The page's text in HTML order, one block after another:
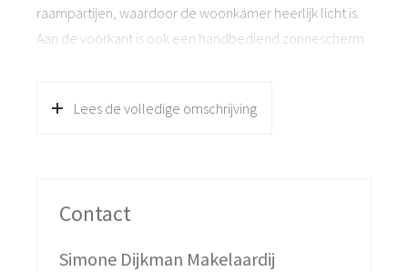
raampartijen, waardoor de woonkamer heerlijk licht is.
Aan de voorkant is ook een handbediend zonnescherm
achtertuin. Aan de achterkant is geen directe
badkamer met wastafelmeubel en douche. Via de vaste
Lees de volledige omschrijving
Contact
Simone Dijkman Makelaardij